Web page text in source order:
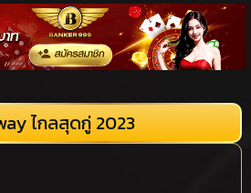
ไกลสุดกู่ 2023